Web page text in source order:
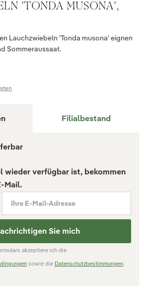
'TONDA MUSONA',
Lauchzwiebeln 'Tonda musona' eignen
Sommeraussaat.
Filialbestand
wieder verfügbar ist, bekommen
Mail.
Ihre E-Mail-Adresse
Sie mich
akzeptiere ich die
sowie die Datenschutzbestimmungen.